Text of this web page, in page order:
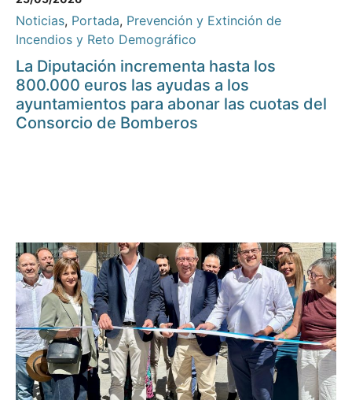
Noticias, Portada, Prevención y Extinción de
Incendios y Reto Demográfico
La Diputación incrementa hasta los
800.000 euros las ayudas a los
ayuntamientos para abonar las cuotas del
Consorcio de Bomberos